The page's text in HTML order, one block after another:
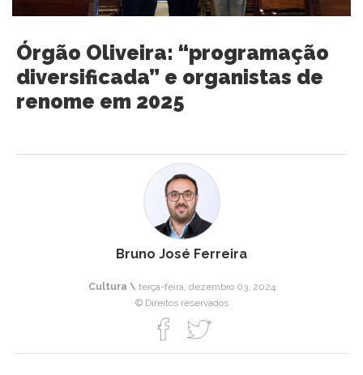
Órgão Oliveira: “programação
diversificada” e organistas de
renome em 2025
Bruno José Ferreira
Cultura \ terça-feira, dezembro 03, 2024
© Direitos reservados